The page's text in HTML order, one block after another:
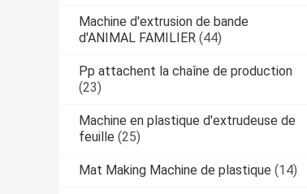
Machine d'extrusion de bande
d'ANIMAL FAMILIER (44)
Pp attachent la chaîne de production
(23)
Machine en plastique d'extrudeuse de
feuille (25)
Mat Making Machine de plastique (14)